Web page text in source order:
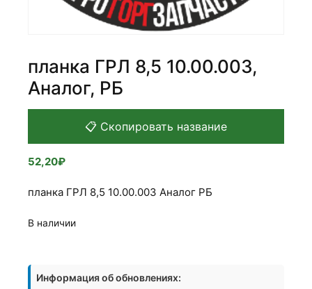
планка ГРЛ 8,5 10.00.003,
Аналог, РБ
📋 Скопировать название
52,20₽
планка ГРЛ 8,5 10.00.003 Аналог РБ
В наличии
товара
планка
Информация об обновлениях: